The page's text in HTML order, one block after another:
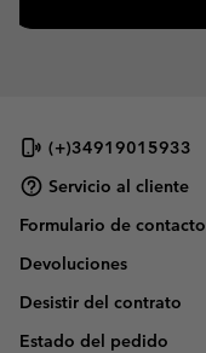
(+)34919015933
Servicio al cliente
Formulario de contacto
Devoluciones
Desistir del contrato
Estado del pedido